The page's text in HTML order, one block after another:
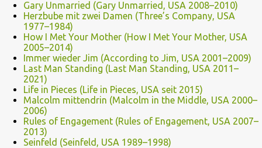
Gary Unmarried (Gary Unmarried, USA 2008–2010)
Herzbube mit zwei Damen (Three’s Company, USA
1977–1984)
How I Met Your Mother (How I Met Your Mother, USA
2005–2014)
Immer wieder Jim (According to Jim, USA 2001–2009)
Last Man Standing (Last Man Standing, USA 2011–
2021)
Life in Pieces (Life in Pieces, USA seit 2015)
Malcolm mittendrin (Malcolm in the Middle, USA 2000–
2006)
Rules of Engagement (Rules of Engagement, USA 2007–
2013)
Seinfeld (Seinfeld, USA 1989–1998)